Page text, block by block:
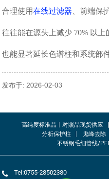
合理使用在线过滤器 、前端保
往往能在源头上减少 70% 以上
也能显著延长色谱柱和系统部
发布于: 2026-02-03
高纯度标准品丨对照品现货供应
分析保护柱
鬼峰去除
不锈钢毛细管线/
Tel:0755-28502380